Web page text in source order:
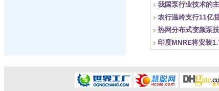
我国泵行业技术的
农行温岭支行11亿
热网分布式变频泵
印度MNRE将安装